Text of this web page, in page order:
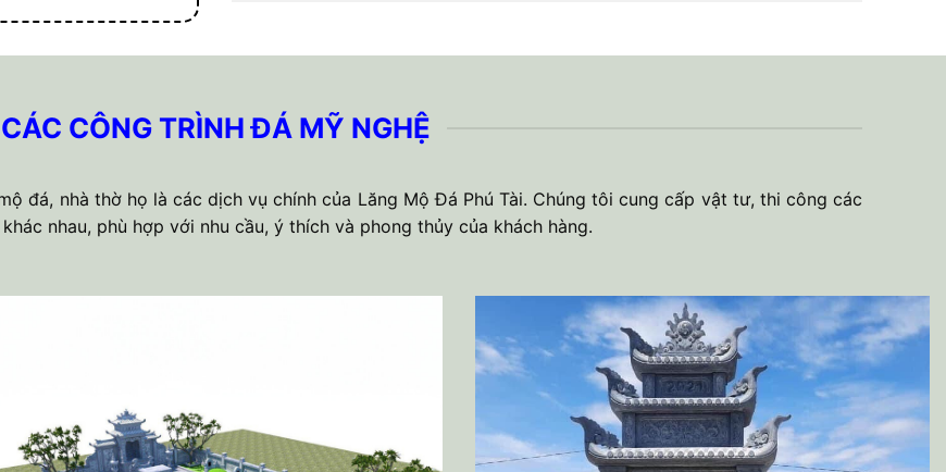
CÁC CÔNG TRÌNH ĐÁ MỸ NGHỆ
đá, nhà thờ họ là các dịch vụ chính của Lăng Mộ Đá Phú Tài. Chúng tôi cung cấp vật tư, thi công các
nhau, phù hợp với nhu cầu, ý thích và phong thủy của khách hàng.